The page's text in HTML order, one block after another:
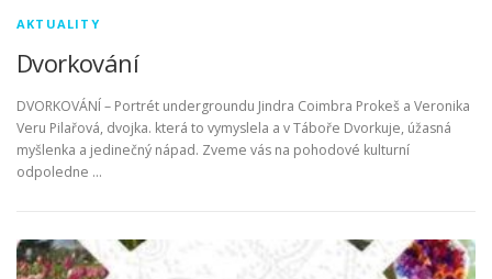
AKTUALITY
Dvorkování
DVORKOVÁNÍ – Portrét undergroundu Jindra Coimbra Prokeš a Veronika
Veru Pilařová, dvojka. která to vymyslela a v Táboře Dvorkuje, úžasná
myšlenka a jedinečný nápad. Zveme vás na pohodové kulturní
odpoledne …